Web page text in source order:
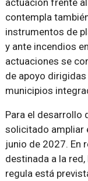
actuación frente
contempla
instrumentos de
y ante incendios
actuaciones se
de apoyo
municipios
Para el desarrollo
solicitado ampliar
junio de 2027. En
destinada a la
regula está